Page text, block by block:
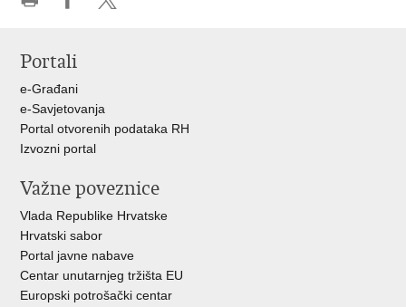
Facebooku
Portali
e-Građani
e-Savjetovanja
Portal otvorenih podataka RH
Izvozni portal
Važne poveznice
Vlada Republike Hrvatske
Hrvatski sabor
Portal javne nabave
Centar unutarnjeg tržišta EU
Europski potrošački centar